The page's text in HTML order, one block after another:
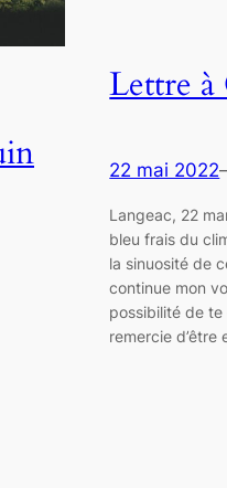
Lettre
22 mai 2022
Langeac, 22
bleu frais du
la sinuosité de
continue mon
possibilité de te
remercie d’être